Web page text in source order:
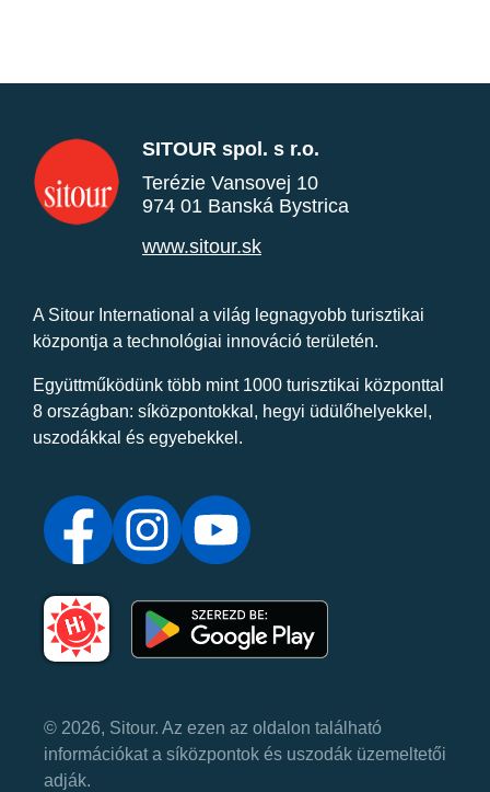
SITOUR spol. s r.o.
Terézie Vansovej 10
974 01 Banská Bystrica
www.sitour.sk
A Sitour International a világ legnagyobb turisztikai
központja a technológiai innováció területén.
Együttműködünk több mint 1000 turisztikai központtal
8 országban: síközpontokkal, hegyi üdülőhelyekkel,
uszodákkal és egyebekkel.
© 2026, Sitour. Az ezen az oldalon található
információkat a síközpontok és uszodák üzemeltetői
adják.